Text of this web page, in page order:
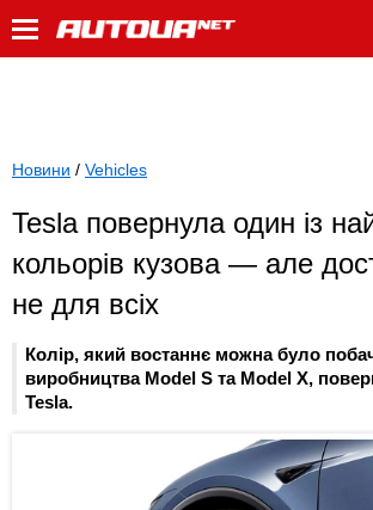
Новини / Vehicles
Tesla повернула один із
кольорів кузова — але
не для всіх
Колір, який востаннє можна було
виробництва Model S та Model X,
Tesla.